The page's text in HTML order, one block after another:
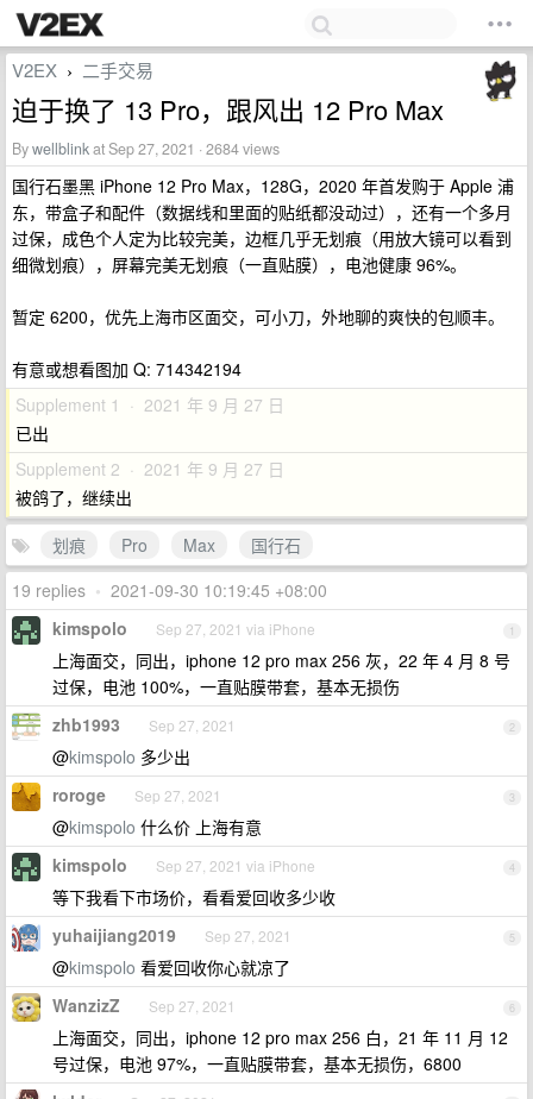
V2EX › 二手交易
迫于换了 13 Pro，跟风出 12 Pro Max
Bywellblinkat Sep 27, 2021 · 2684 views
国行石墨黑 iPhone 12 Pro Max，128G，2020 年首发购于 Apple 浦
东，带盒子和配件（数据线和里面的贴纸都没动过），还有一个多月
过保，成色个人定为比较完美，边框几乎无划痕（用放大镜可以看到
细微划痕），屏幕完美无划痕（一直贴膜），电池健康 96%。
暂定 6200，优先上海市区面交，可小刀，外地聊的爽快的包顺丰。
有意或想看图加 Q: 714342194
Supplement 1 · 2021 年 9 月 27 日
已出
Supplement 2 · 2021 年 9 月 27 日
被鸽了，继续出
划痕
Pro Max
国行石
19 replies • 2021-09-30 10:19:45 +08:00
1
kimspolo Sep 27, 2021 via iPhone
上海面交，同出，iphone 12 pro max 256 灰，22 年 4 月 8 号
过保，电池 100%，一直贴膜带套，基本无损伤
2
zhb1993 Sep 27, 2021
@kimspolo 多少出
3
roroge Sep 27, 2021
@kimspolo 什么价 上海有意
4
kimspolo Sep 27, 2021 via iPhone
等下我看下市场价，看看爱回收多少收
5
yuhaijiang2019 Sep 27, 2021
@kimspolo 看爱回收你心就凉了
6
WanzizZ Sep 27, 2021
上海面交，同出，iphone 12 pro max 256 白，21 年 11 月 12
号过保，电池 97%，一直贴膜带套，基本无损伤，6800